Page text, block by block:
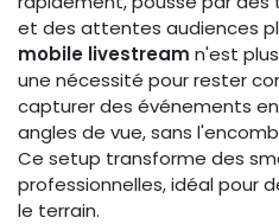
et des attentes audiences
mobile livestream n'est
une nécessité pour rester
capturer des événements
angles de vue, sans
Ce setup transforme des
professionnelles, idéal pour
le terrain.